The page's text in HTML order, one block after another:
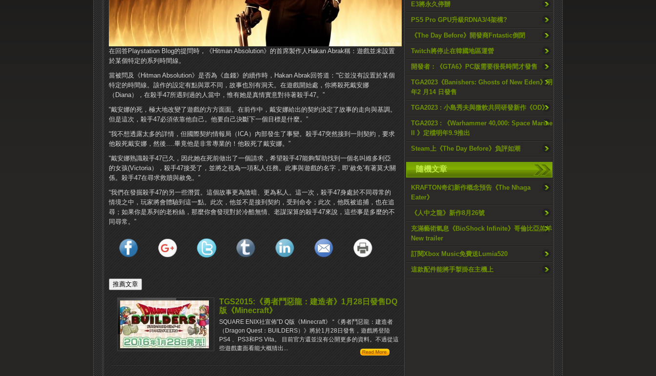
E3將永久停辦
PS5 Pro GPU升級RDNA3/4架構?
《The Day Before》開發商Fntastic倒閉
Twitch將停止在韓國地區運營
開發者：《GTA6》PC版需要很長時間才發售
TGA2023《Banishers: Ghosts of New Eden》明
年2 月14 日發售
TGA2023 : 小島秀夫與微軟共同研發新作《OD》
TGA2023 : 《Warhammer 40,000: Space Marine
II 》定檔明年9.9推出
Steam上《The Day Before》負評如潮
隨機文章
KRAFTON奇幻新作概念預告《The Nhaga
Eater》
《人中之龍》新作8月26號
充滿藝術氣息《BioShock Infinite》哥倫比亞羔羊
New trailer
訂閱Xbox Music免費送Lumia520
這款配件能將手掣掛在主機上
在回答Playstation Blog的提問時，《Hitman Absolution》的首席製作人Hakan Abrak稱：遊戲並未設置
於某個特定的系列時間線。
當被問及《Hitman Absolution》是否為《血錢》的續作時，Hakan Abrak回答道：“它並沒有設置於某個
特定的時間線。該作的設定有點與眾不同，故事也別有洞天。在遊戲開始處，你將殺死戴安娜
（Diana），在殺手47所遇到過的人當中，惟有她是真情實意對待著殺手47。”
“戴安娜的死，極大地改變了遊戲的方方面面。在前作中，戴安娜給出的契約決定了故事的走向與基調。
但是這次，殺手47必須依靠他自己。他要自己決斷下一個目標是什麼。”
“我不想透露太多的詳情，但國際契約情報局（ICA）內部發生了事變。殺手47突然接到一則契約，要求
他殺死戴安娜，然後….畢竟他是非常專業的！他殺死了戴安娜。”
“戴安娜熟識殺手47已久，因此她在死前做出了一個請求，希望殺手47能夠幫助找到一個名叫維多利亞
的女孩(Victoria），殺手47接受了，並將之視為一項私人任務。此事與遊戲的名字，即‘赦免’有著莫大關
係。殺手47在尋求救贖與赦免。”
“我們在發掘殺手47的另一些潛質。這個故事更為陰暗、更為私人。這一次，殺手47身處於不同尋常的
情境之中，玩家將會體驗到這一點。此次，他並不是接到契約，受到命令；此次，他既被追捕，也在追
尋；如果你是系列的老粉絲，那麼你會發現對於冷酷無情、老謀深算的殺手47來說，這些事是多麼的不
同尋常。”
TGS2015:《勇者鬥惡龍：建造者》1月28日發售DQ
版《Minecraft》
SQUARE ENIX社宣佈”D Q版《Minecraft》 “《勇者鬥惡龍：建造者
（Dragon Quest：BUILDERS）》將於1月28日發售，遊戲將登陸
PS4 、PS3和PS Vita。 目前官方還並沒有公開更多的資料。不過從這
些遊戲畫面看能大概猜出...